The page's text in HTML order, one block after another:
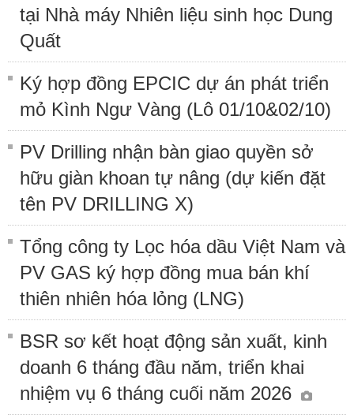
tại Nhà máy Nhiên liệu sinh học Dung
Quất
Ký hợp đồng EPCIC dự án phát triển
mỏ Kình Ngư Vàng (Lô 01/10&02/10)
PV Drilling nhận bàn giao quyền sở
hữu giàn khoan tự nâng (dự kiến đặt
tên PV DRILLING X)
Tổng công ty Lọc hóa dầu Việt Nam và
PV GAS ký hợp đồng mua bán khí
thiên nhiên hóa lỏng (LNG)
BSR sơ kết hoạt động sản xuất, kinh
doanh 6 tháng đầu năm, triển khai
nhiệm vụ 6 tháng cuối năm 2026